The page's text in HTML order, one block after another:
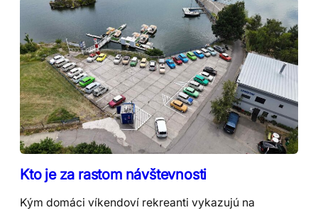
Kto je za rastom návštevnosti
Kým domáci víkendoví rekreanti vykazujú na